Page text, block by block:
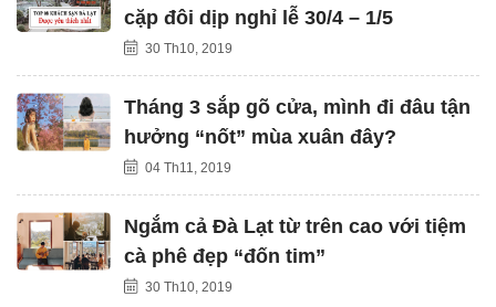
cặp đôi dịp nghỉ lễ 30/4 – 1/5
30 Th10, 2019
Tháng 3 sắp gõ cửa, mình đi đâu tận
hưởng “nốt” mùa xuân đây?
04 Th11, 2019
Ngắm cả Đà Lạt từ trên cao với tiệm
cà phê đẹp “đốn tim”
30 Th10, 2019